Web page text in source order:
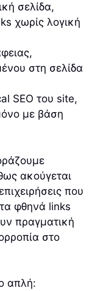
σελίδα,
χωρίς λογική
στη σελίδα
SEO του site,
με βάση
ακούγεται
που
φθηνά links
πραγματική
στο
απλή: